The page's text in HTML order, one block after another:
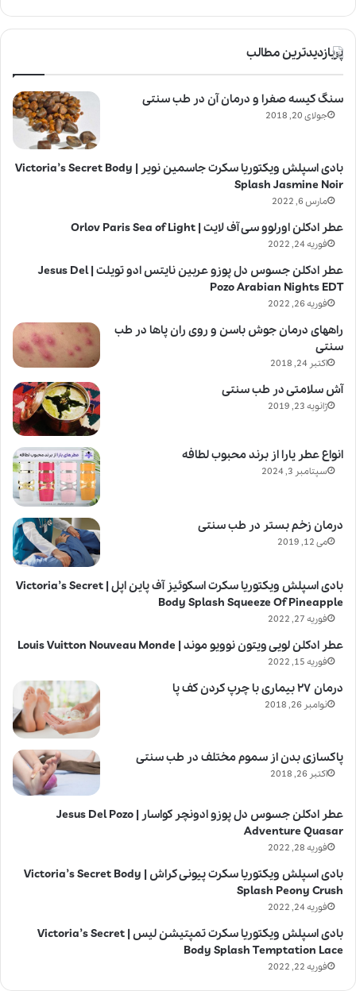
پربازدیدترین مطالب
سنگ کیسه صفرا و درمان آن در طب سنتی
جولای 20, 2018
بادی اسپلش ویکتوریا سکرت جاسمین نویر | Victoria’s Secret Body
Splash Jasmine Noir
مارس 6, 2022
عطر ادکلن اورلوو سی آف لایت | Orlov Paris Sea of Light
فوریه 24, 2022
عطر ادکلن جسوس دل پوزو عربین نایتس ادو تویلت | Jesus Del
Pozo Arabian Nights EDT
فوریه 26, 2022
راههای درمان جوش باسن و روی ران پاها در طب
سنتی
اکتبر 24, 2018
آش سلامتی در طب سنتی
ژانویه 23, 2019
انواع عطر یارا از برند محبوب لطافه
سپتامبر 3, 2024
درمان زخم بستر در طب سنتی
می 12, 2019
بادی اسپلش ویکتوریا سکرت اسکوئیز آف پاین اپل | Victoria’s Secret
Body Splash Squeeze Of Pineapple
فوریه 27, 2022
عطر ادکلن لویی ویتون نوویو موند | Louis Vuitton Nouveau Monde
فوریه 15, 2022
درمان ۲۷ بیماری با چرپ کردن کف پا
نوامبر 26, 2018
پاکسازی بدن از سموم مختلف در طب سنتی
اکتبر 26, 2018
عطر ادکلن جسوس دل پوزو ادونچر کواسار | Jesus Del Pozo
Adventure Quasar
فوریه 28, 2022
بادی اسپلش ویکتوریا سکرت پیونی کراش | Victoria’s Secret Body
Splash Peony Crush
فوریه 24, 2022
بادی اسپلش ویکتوریا سکرت تمپتیشن لیس | Victoria’s Secret
Body Splash Temptation Lace
فوریه 22, 2022